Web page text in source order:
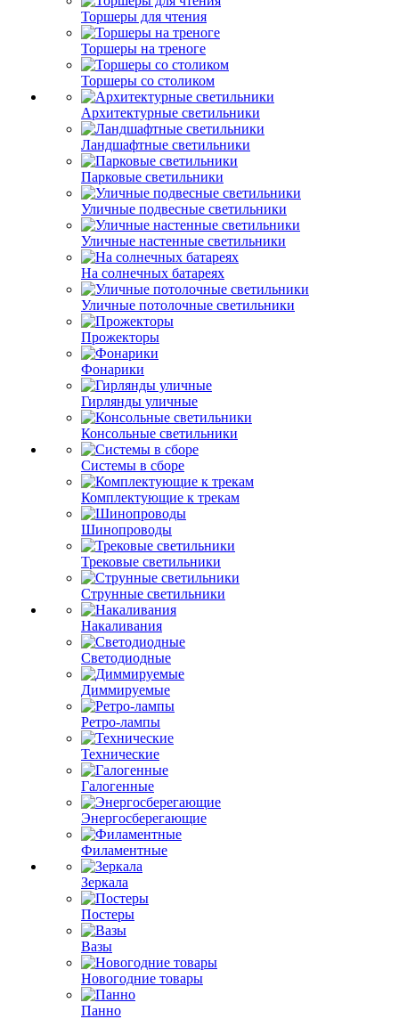
Торшеры для чтения
Торшеры на треноге
Торшеры со столиком
Архитектурные светильники
Ландшафтные светильники
Парковые светильники
Уличные подвесные светильники
Уличные настенные светильники
На солнечных батареях
Уличные потолочные светильники
Прожекторы
Фонарики
Гирлянды уличные
Консольные светильники
Системы в сборе
Комплектующие к трекам
Шинопроводы
Трековые светильники
Струнные светильники
Накаливания
Светодиодные
Диммируемые
Ретро-лампы
Технические
Галогенные
Энергосберегающие
Филаментные
Зеркала
Постеры
Вазы
Новогодние товары
Панно